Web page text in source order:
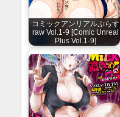
コミックアンリアルぷらす
raw Vol.1-9 [Comic Unreal
Plus Vol.1-9]